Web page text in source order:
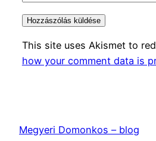
This site uses Akismet to
how your comment data is
Megyeri Domonkos – blog